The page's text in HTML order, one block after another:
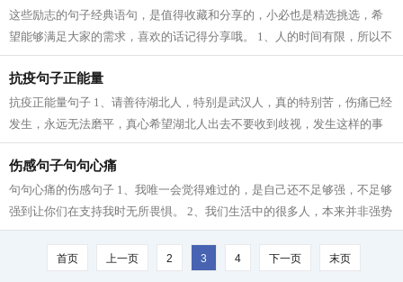
这些励志的句子经典语句，是值得收藏和分享的，小必也是精选挑选，希
望能够满足大家的需求，喜欢的话记得分享哦。 1、人的时间有限，所以不
要为别人而活，勇敢地去追求自己的...
抗疫句子正能量
抗疫正能量句子 1、请善待湖北人，特别是武汉人，真的特别苦，伤痛已经
发生，永远无法磨平，真心希望湖北人出去不要收到歧视，发生这样的事
不是湖北人所愿意的，最难的也是他...
伤感句子句句心痛
句句心痛的伤感句子 1、我唯一会觉得难过的，是自己还不足够强，不足够
强到让你们在支持我时无所畏惧。 2、我们生活中的很多人，本来并非强势
之人，是你的软弱激发了他的强势；...
首页 上一页 2 3 4 下一页 末页